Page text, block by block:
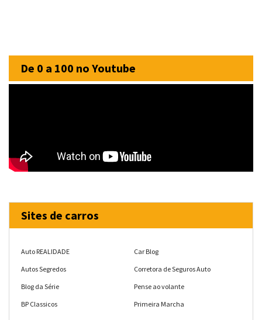
De 0 a 100 no Youtube
Sites de carros
Auto REALIDADE
Autos Segredos
Blog da Série
BP Classicos
Car Blog
Corretora de Seguros Auto
Pense ao volante
Primeira Marcha